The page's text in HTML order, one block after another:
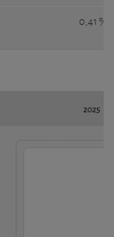
0,41 %
2025